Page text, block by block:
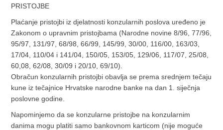
PRISTOJBE
Plaćanje pristojbi iz djelatnosti konzularnih poslova uređeno je
Zakonom o upravnim pristojbama (Narodne novine 8/96, 77/96,
95/97, 131/97, 68/98, 66/99, 145/99, 30/00, 116/00, 163/03,
17/04, 110/04 i 141/04, 150/05, 153/05, 129/06, 117/07, 25/08,
60,08, 62/08, 30/09 i 20/10, 69/10).
Obračun konzularnih pristojbi obavlja se prema srednjem tečaju
kune iz tečajnice Hrvatske narodne banke na dan 1. siječnja
poslovne godine.
Napominjemo da se konzularne pristojbe na konzularnim
danima mogu platiti samo bankovnom karticom (nije moguće